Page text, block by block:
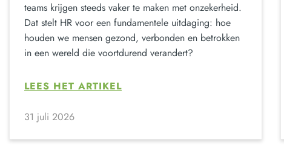
teams krijgen steeds vaker te maken met onzekerheid.
Dat stelt HR voor een fundamentele uitdaging: hoe
houden we mensen gezond, verbonden en betrokken
in een wereld die voortdurend verandert?
LEES HET ARTIKEL
31 juli 2026